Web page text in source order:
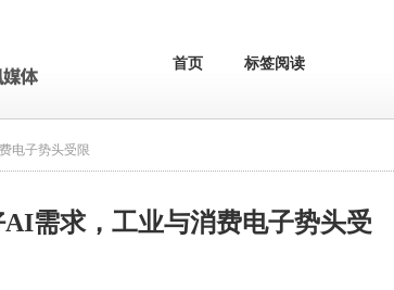
首页 标签阅读
电子势头受限
AI需求，工业与消费电子势头受